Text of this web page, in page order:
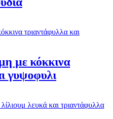
με κόκκινα
γυψοφυλι